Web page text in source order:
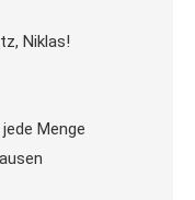
Niklas!
Menge